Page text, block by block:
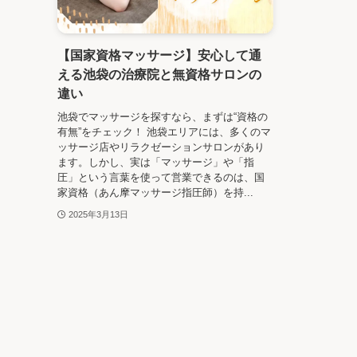
【国家資格マッサージ】安心して通
える池袋の治療院と無資格サロンの
違い
池袋でマッサージを探すなら、まずは“資格の
有無”をチェック！ 池袋エリアには、多くのマ
ッサージ店やリラクゼーションサロンがあり
ます。しかし、実は「マッサージ」や「指
圧」という言葉を使って営業できるのは、国
家資格（あん摩マッサージ指圧師）を持...
2025年3月13日